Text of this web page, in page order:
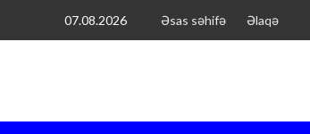
07.08.2026 Əsas səhifə Əlaqə